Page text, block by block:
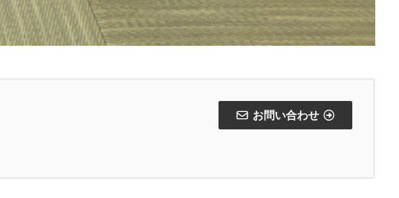
お問い合わせ